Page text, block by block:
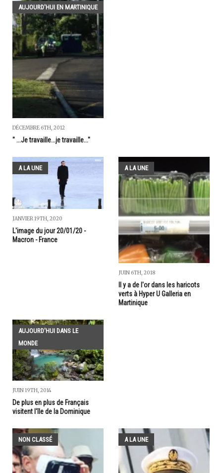
AUJOURD'HUI EN MARTINIQUE
DÉCEMBRE 6TH, 2012
" ...Je travaille...je travaille..."
A LA UNE
JANVIER 19TH, 2020
L'image du jour 20/01/20 -
Macron - France
A LA UNE
JUIN 6TH, 2018
Il y a de l'or dans les haricots
verts à Hyper U Galleria en
Martinique
AUJOURD'HUI DANS LE
MONDE
JUIN 19TH, 2014
De plus en plus de Français
visitent l'île de la Dominique
NON CLASSÉ A LA UNE